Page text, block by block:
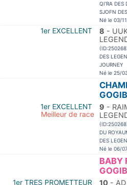
QI'RA DES
SJOFN
Né le 03/
1er EXCELLENT 8 -
DES
JOURNEY
Né le 25/
1er EXCELLENT
Meilleur de race
9 -
DU
DES
Né le 06/
BABY
1er TRES PROMETTEUR
10 - AD